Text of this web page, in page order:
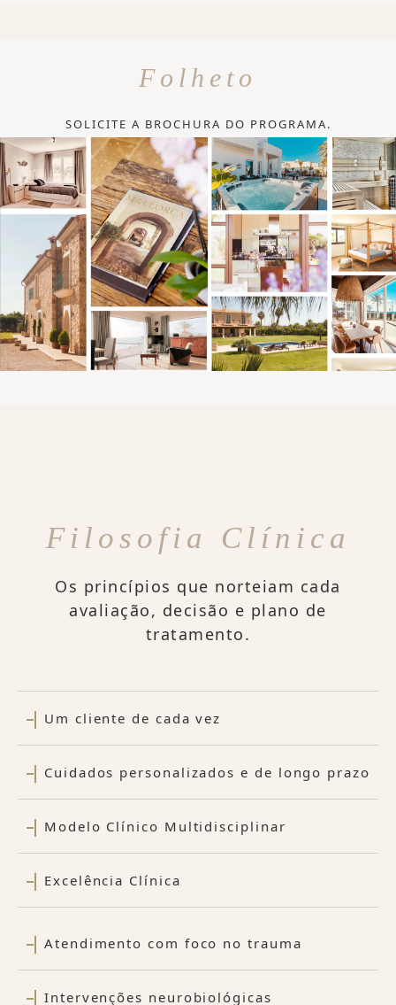
Folheto
SOLICITE A BROCHURA DO PROGRAMA.
Filosofia Clínica
Os princípios que norteiam cada
avaliação, decisão e plano de
tratamento.
Um cliente de cada vez
Cuidados personalizados e de longo prazo
Modelo Clínico Multidisciplinar
Excelência Clínica
Atendimento com foco no trauma
Intervenções neurobiológicas